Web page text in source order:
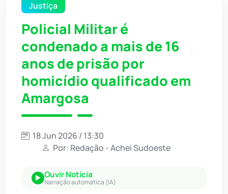
Justiça
Policial Militar é
condenado a mais de 16
anos de prisão por
homicídio qualificado em
Amargosa
18 Jun 2026 / 13:30
Por: Redação - Achei Sudoeste
Ouvir Notícia
Narração automática (IA)